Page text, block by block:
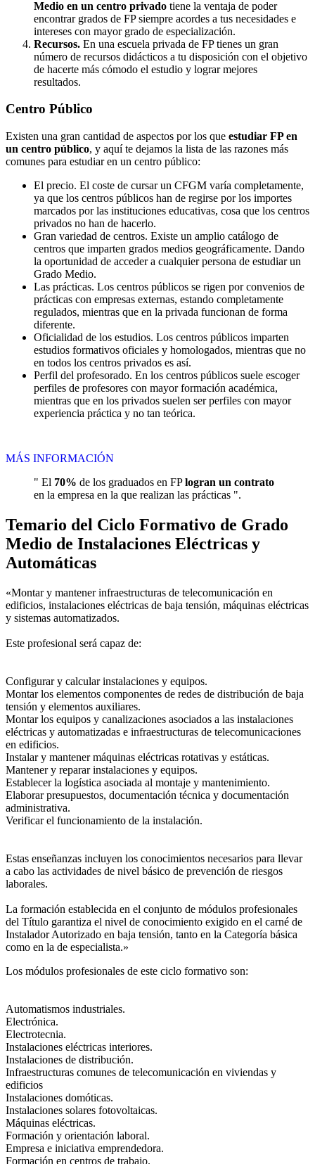
Medio en un centro privado tiene la ventaja de poder
encontrar grados de FP siempre acordes a tus necesidades e
intereses con mayor grado de especialización.
Recursos. En una escuela privada de FP tienes un gran
número de recursos didácticos a tu disposición con el objetivo
de hacerte más cómodo el estudio y lograr mejores
resultados.
Centro Público
Existen una gran cantidad de aspectos por los que estudiar FP en
un centro público, y aquí te dejamos la lista de las razones más
comunes para estudiar en un centro público:
El precio. El coste de cursar un CFGM varía completamente,
ya que los centros públicos han de regirse por los importes
marcados por las instituciones educativas, cosa que los centros
privados no han de hacerlo.
Gran variedad de centros. Existe un amplio catálogo de
centros que imparten grados medios geográficamente. Dando
la oportunidad de acceder a cualquier persona de estudiar un
Grado Medio.
Las prácticas. Los centros públicos se rigen por convenios de
prácticas con empresas externas, estando completamente
regulados, mientras que en la privada funcionan de forma
diferente.
Oficialidad de los estudios. Los centros públicos imparten
estudios formativos oficiales y homologados, mientras que no
en todos los centros privados es así.
Perfil del profesorado. En los centros públicos suele escoger
perfiles de profesores con mayor formación académica,
mientras que en los privados suelen ser perfiles con mayor
experiencia práctica y no tan teórica.
MÁS INFORMACIÓN
" El 70% de los graduados en FPlogran un contrato
en la empresa en la que realizan las prácticas ".
Temario del Ciclo Formativo de Grado
Medio de Instalaciones Eléctricas y
Automáticas
«Montar y mantener infraestructuras de telecomunicación en
edificios, instalaciones eléctricas de baja tensión, máquinas eléctricas
y sistemas automatizados.
Este profesional será capaz de:
Configurar y calcular instalaciones y equipos.
Montar los elementos componentes de redes de distribución de baja
tensión y elementos auxiliares.
Montar los equipos y canalizaciones asociados a las instalaciones
eléctricas y automatizadas e infraestructuras de telecomunicaciones
en edificios.
Instalar y mantener máquinas eléctricas rotativas y estáticas.
Mantener y reparar instalaciones y equipos.
Establecer la logística asociada al montaje y mantenimiento.
Elaborar presupuestos, documentación técnica y documentación
administrativa.
Verificar el funcionamiento de la instalación.
Estas enseñanzas incluyen los conocimientos necesarios para llevar
a cabo las actividades de nivel básico de prevención de riesgos
laborales.
La formación establecida en el conjunto de módulos profesionales
del Título garantiza el nivel de conocimiento exigido en el carné de
Instalador Autorizado en baja tensión, tanto en la Categoría básica
como en la de especialista.»
Los módulos profesionales de este ciclo formativo son:
Automatismos industriales.
Electrónica.
Electrotecnia.
Instalaciones eléctricas interiores.
Instalaciones de distribución.
Infraestructuras comunes de telecomunicación en viviendas y
edificios
Instalaciones domóticas.
Instalaciones solares fotovoltaicas.
Máquinas eléctricas.
Formación y orientación laboral.
Empresa e iniciativa emprendedora.
Formación en centros de trabajo.